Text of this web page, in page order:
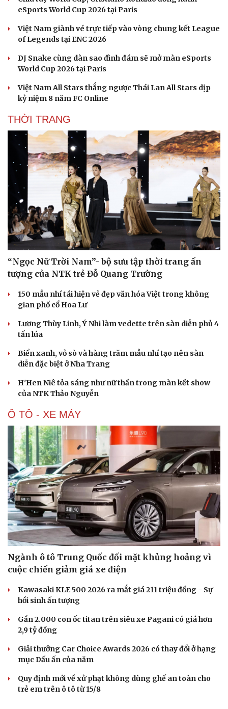
Sân khấu - Điện ảnh
Âm nhạc
Di sản
Sao Việt
eSports World Cup 2026 tại Paris
Việt Nam giành vé trực tiếp vào vòng chung kết League
of Legends tại ENC 2026
DJ Snake cùng dàn sao đình đám sẽ mở màn eSports
World Cup 2026 tại Paris
Việt Nam All Stars thắng ngược Thái Lan All Stars dịp
kỷ niệm 8 năm FC Online
THỜI TRANG
“Ngọc Nữ Trời Nam”- bộ sưu tập thời trang ấn
tượng của NTK trẻ Đỗ Quang Trường
150 mẫu nhí tái hiện vẻ đẹp văn hóa Việt trong không
gian phố cổ Hoa Lư
Lương Thùy Linh, Ý Nhi làm vedette trên sàn diễn phủ 4
tấn lúa
Biển xanh, vỏ sò và hàng trăm mẫu nhí tạo nên sàn
diễn đặc biệt ở Nha Trang
H'Hen Niê tỏa sáng như nữ thần trong màn kết show
của NTK Thảo Nguyễn
Ô TÔ - XE MÁY
Ngành ô tô Trung Quốc đối mặt khủng hoảng vì
cuộc chiến giảm giá xe điện
Kawasaki KLE 500 2026 ra mắt giá 211 triệu đồng - Sự
hồi sinh ấn tượng
Gần 2.000 con ốc titan trên siêu xe Pagani có giá hơn
2,9 tỷ đồng
Giải thưởng Car Choice Awards 2026 có thay đổi ở hạng
mục Dấu ấn của năm
Quy định mới về xử phạt không dùng ghế an toàn cho
trẻ em trên ô tô từ 15/8